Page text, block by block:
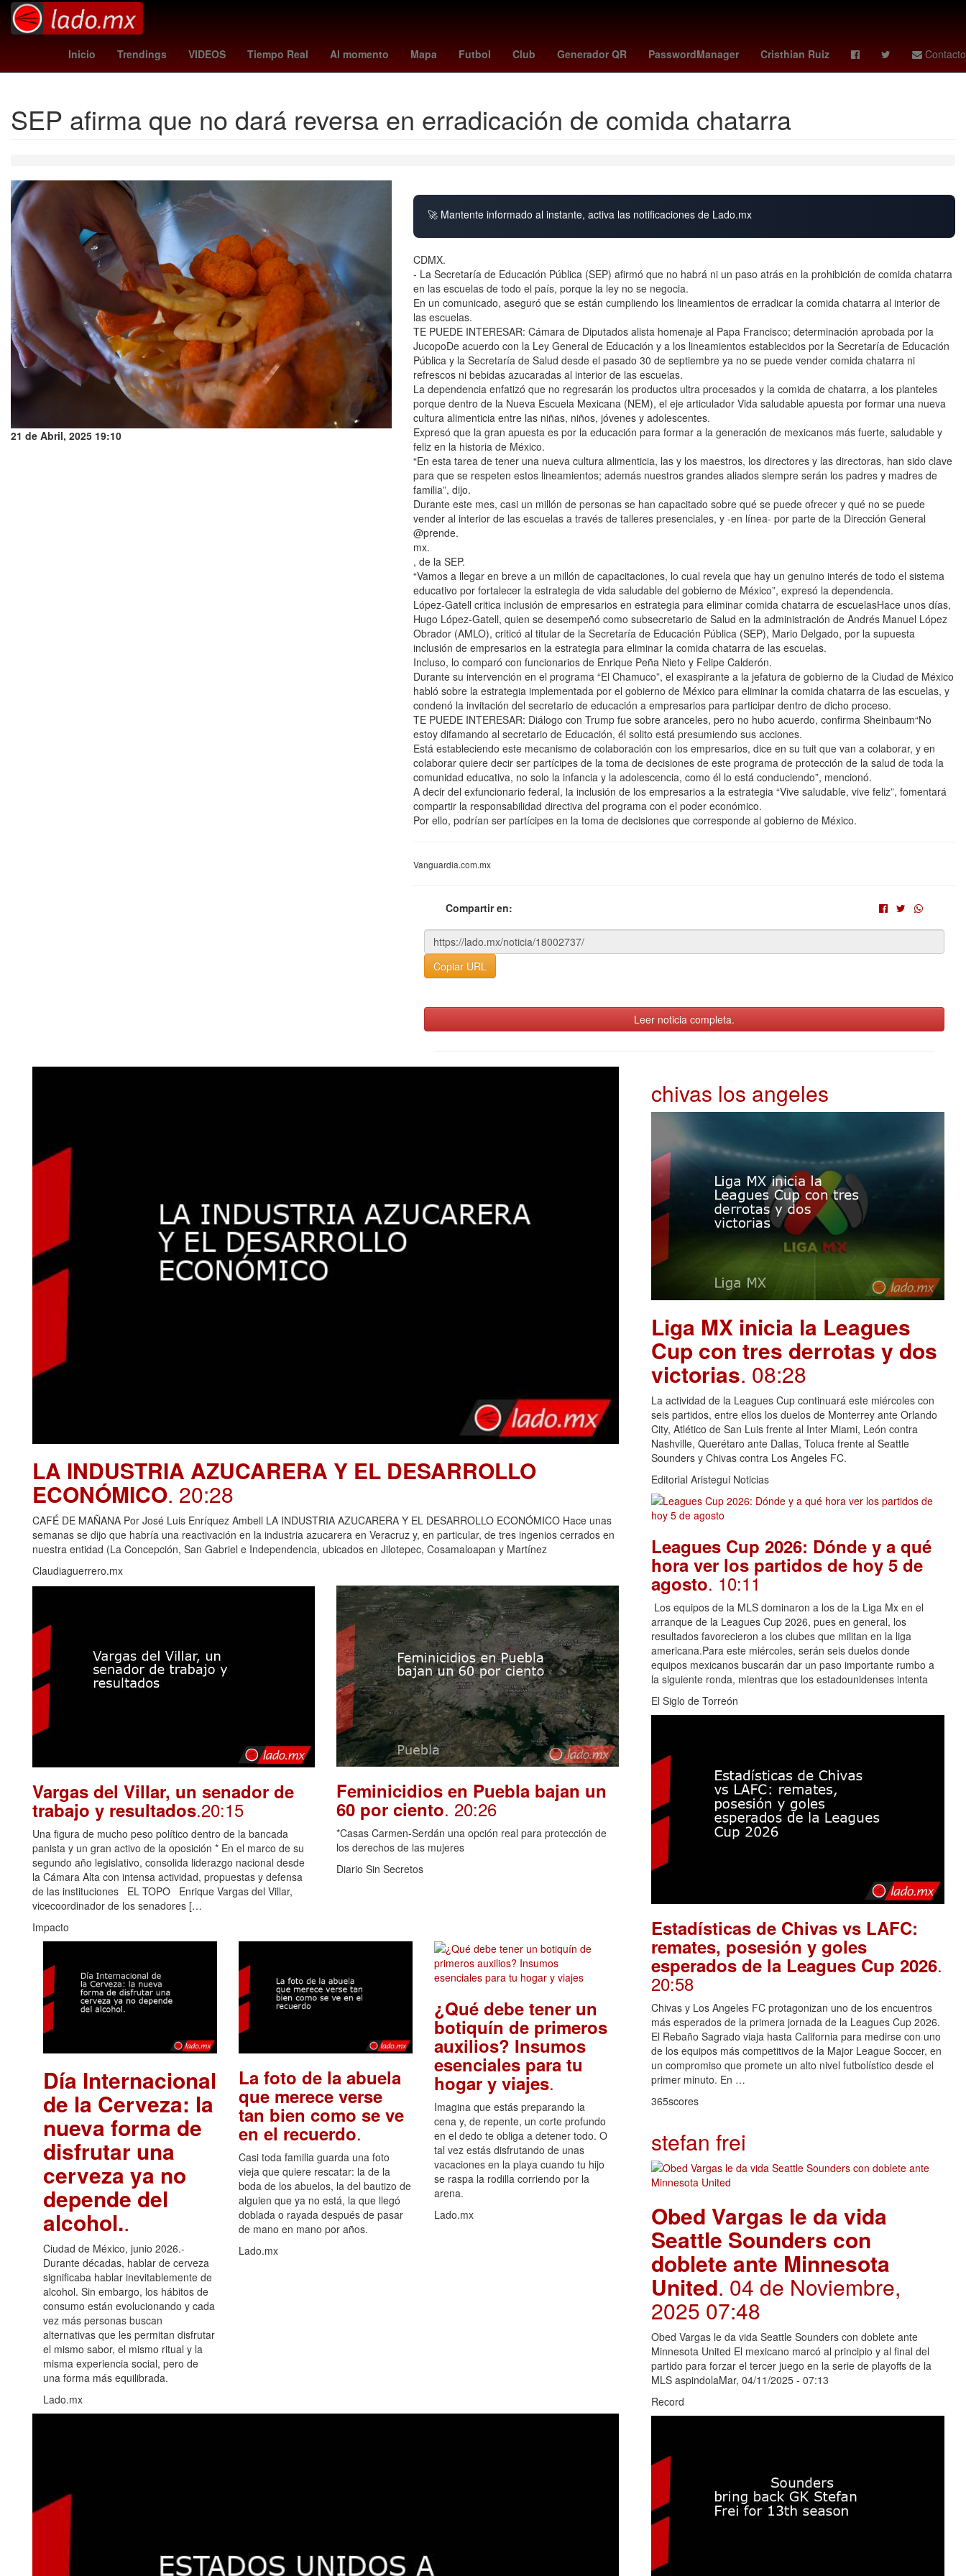
Inicio Trendings VIDEOS Tiempo Real Al momento Mapa Futbol Club Generador QR PasswordManager Cristhian Ruiz Contacto
FIFA playstation plus juegos Ley Federal del Trabajo Lothar Matthäus presupuesto Danna Paola pension bienestar calendario kirk toronto fede dorcaz NASA
SEP afirma que no dará reversa en erradicación de comida chatarra
21 de Abril, 2025 19:10
🚀 Mantente informado al instante, activa las notificaciones de Lado.mx
CDMX.
- La Secretaría de Educación Pública (SEP) afirmó que no habrá ni un paso atrás en la prohibición de comida chatarra
en las escuelas de todo el país, porque la ley no se negocia.
En un comunicado, aseguró que se están cumpliendo los lineamientos de erradicar la comida chatarra al interior de
las escuelas.
TE PUEDE INTERESAR: Cámara de Diputados alista homenaje al Papa Francisco; determinación aprobada por la
JucopoDe acuerdo con la Ley General de Educación y a los lineamientos establecidos por la Secretaría de Educación
Pública y la Secretaría de Salud desde el pasado 30 de septiembre ya no se puede vender comida chatarra ni
refrescos ni bebidas azucaradas al interior de las escuelas.
La dependencia enfatizó que no regresarán los productos ultra procesados y la comida de chatarra, a los planteles
porque dentro de la Nueva Escuela Mexicana (NEM), el eje articulador Vida saludable apuesta por formar una nueva
cultura alimenticia entre las niñas, niños, jóvenes y adolescentes.
Expresó que la gran apuesta es por la educación para formar a la generación de mexicanos más fuerte, saludable y
feliz en la historia de México.
“En esta tarea de tener una nueva cultura alimenticia, las y los maestros, los directores y las directoras, han sido clave
para que se respeten estos lineamientos; además nuestros grandes aliados siempre serán los padres y madres de
familia”, dijo.
Durante este mes, casi un millón de personas se han capacitado sobre qué se puede ofrecer y qué no se puede
vender al interior de las escuelas a través de talleres presenciales, y -en línea- por parte de la Dirección General
@prende.
mx.
, de la SEP.
“Vamos a llegar en breve a un millón de capacitaciones, lo cual revela que hay un genuino interés de todo el sistema
educativo por fortalecer la estrategia de vida saludable del gobierno de México”, expresó la dependencia.
López-Gatell critica inclusión de empresarios en estrategia para eliminar comida chatarra de escuelasHace unos días,
Hugo López-Gatell, quien se desempeñó como subsecretario de Salud en la administración de Andrés Manuel López
Obrador (AMLO), criticó al titular de la Secretaría de Educación Pública (SEP), Mario Delgado, por la supuesta
inclusión de empresarios en la estrategia para eliminar la comida chatarra de las escuelas.
Incluso, lo comparó con funcionarios de Enrique Peña Nieto y Felipe Calderón.
Durante su intervención en el programa “El Chamuco”, el exaspirante a la jefatura de gobierno de la Ciudad de México
habló sobre la estrategia implementada por el gobierno de México para eliminar la comida chatarra de las escuelas, y
condenó la invitación del secretario de educación a empresarios para participar dentro de dicho proceso.
TE PUEDE INTERESAR: Diálogo con Trump fue sobre aranceles, pero no hubo acuerdo, confirma Sheinbaum“No
estoy difamando al secretario de Educación, él solito está presumiendo sus acciones.
Está estableciendo este mecanismo de colaboración con los empresarios, dice en su tuit que van a colaborar, y en
colaborar quiere decir ser partícipes de la toma de decisiones de este programa de protección de la salud de toda la
comunidad educativa, no solo la infancia y la adolescencia, como él lo está conduciendo”, mencionó.
A decir del exfuncionario federal, la inclusión de los empresarios a la estrategia “Vive saludable, vive feliz”, fomentará
compartir la responsabilidad directiva del programa con el poder económico.
Por ello, podrían ser partícipes en la toma de decisiones que corresponde al gobierno de México.
Vanguardia.com.mx
Compartir en:
Copiar URL
Leer noticia completa.
LA INDUSTRIA AZUCARERA Y EL DESARROLLO
ECONÓMICO. 20:28
CAFÉ DE MAÑANA Por José Luis Enríquez Ambell LA INDUSTRIA AZUCARERA Y EL DESARROLLO ECONÓMICO Hace unas
semanas se dijo que habría una reactivación en la industria azucarera en Veracruz y, en particular, de tres ingenios cerrados en
nuestra entidad (La Concepción, San Gabriel e Independencia, ubicados en Jilotepec, Cosamaloapan y Martínez
Claudiaguerrero.mx
Vargas del Villar, un senador de
trabajo y resultados.20:15
Una figura de mucho peso político dentro de la bancada
panista y un gran activo de la oposición * En el marco de su
segundo año legislativo, consolida liderazgo nacional desde
la Cámara Alta con intensa actividad, propuestas y defensa
de las instituciones EL TOPO Enrique Vargas del Villar,
vicecoordinador de los senadores […
Impacto
Feminicidios en Puebla bajan un
60 por ciento. 20:26
*Casas Carmen-Serdán una opción real para protección de
los derechos de las mujeres
Diario Sin Secretos
Día Internacional
de la Cerveza: la
nueva forma de
disfrutar una
cerveza ya no
depende del
alcohol..
Ciudad de México, junio 2026.-
Durante décadas, hablar de cerveza
significaba hablar inevitablemente de
alcohol. Sin embargo, los hábitos de
consumo están evolucionando y cada
vez más personas buscan
alternativas que les permitan disfrutar
el mismo sabor, el mismo ritual y la
misma experiencia social, pero de
una forma más equilibrada.
Lado.mx
La foto de la abuela
que merece verse
tan bien como se ve
en el recuerdo.
Casi toda familia guarda una foto
vieja que quiere rescatar: la de la
boda de los abuelos, la del bautizo de
alguien que ya no está, la que llegó
doblada o rayada después de pasar
de mano en mano por años.
Lado.mx
¿Qué debe tener un
botiquín de primeros
auxilios? Insumos
esenciales para tu
hogar y viajes.
Imagina que estás preparando la
cena y, de repente, un corte profundo
en el dedo te obliga a detener todo. O
tal vez estás disfrutando de unas
vacaciones en la playa cuando tu hijo
se raspa la rodilla corriendo por la
arena.
Lado.mx
chivas los angeles
Liga MX inicia la Leagues
Cup con tres derrotas y dos
victorias. 08:28
La actividad de la Leagues Cup continuará este miércoles con
seis partidos, entre ellos los duelos de Monterrey ante Orlando
City, Atlético de San Luis frente al Inter Miami, León contra
Nashville, Querétaro ante Dallas, Toluca frente al Seattle
Sounders y Chivas contra Los Angeles FC.
Editorial Aristegui Noticias
Leagues Cup 2026: Dónde y a qué
hora ver los partidos de hoy 5 de
agosto. 10:11
Los equipos de la MLS dominaron a los de la Liga Mx en el
arranque de la Leagues Cup 2026, pues en general, los
resultados favorecieron a los clubes que militan en la liga
americana.Para este miércoles, serán seis duelos donde
equipos mexicanos buscarán dar un paso importante rumbo a
la siguiente ronda, mientras que los estadounidenses intenta
El Siglo de Torreón
Estadísticas de Chivas vs LAFC:
remates, posesión y goles
esperados de la Leagues Cup 2026.
20:58
Chivas y Los Angeles FC protagonizan uno de los encuentros
más esperados de la primera jornada de la Leagues Cup 2026.
El Rebaño Sagrado viaja hasta California para medirse con uno
de los equipos más competitivos de la Major League Soccer, en
un compromiso que promete un alto nivel futbolístico desde el
primer minuto. En …
365scores
stefan frei
Obed Vargas le da vida
Seattle Sounders con
doblete ante Minnesota
United. 04 de Noviembre,
2025 07:48
Obed Vargas le da vida Seattle Sounders con doblete ante
Minnesota United El mexicano marcó al principio y al final del
partido para forzar el tercer juego en la serie de playoffs de la
MLS aspindolaMar, 04/11/2025 - 07:13
Record